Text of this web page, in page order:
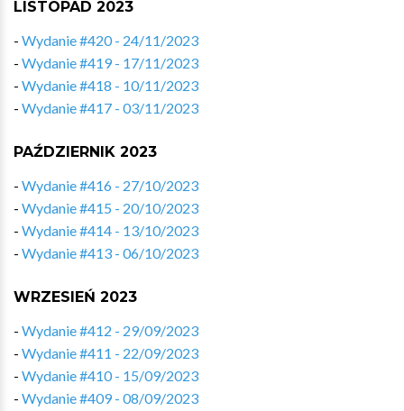
LISTOPAD 2023
- Wydanie #420 - 24/11/2023
- Wydanie #419 - 17/11/2023
- Wydanie #418 - 10/11/2023
- Wydanie #417 - 03/11/2023
PAŹDZIERNIK 2023
- Wydanie #416 - 27/10/2023
- Wydanie #415 - 20/10/2023
- Wydanie #414 - 13/10/2023
- Wydanie #413 - 06/10/2023
WRZESIEŃ 2023
- Wydanie #412 - 29/09/2023
- Wydanie #411 - 22/09/2023
- Wydanie #410 - 15/09/2023
- Wydanie #409 - 08/09/2023